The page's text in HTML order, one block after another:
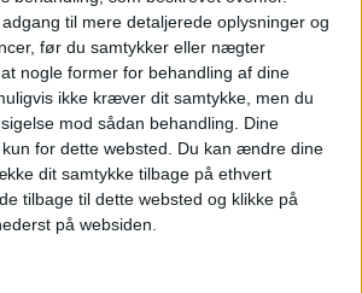
til mere detaljerede oplysninger og
før du samtykker eller nægter
nogle former for behandling af dine
ikke kræver dit samtykke, men du
mod sådan behandling. Dine
for dette websted. Du kan ændre dine
dit samtykke tilbage på ethvert
tilbage til dette websted og klikke på
på websiden.
3.031,-